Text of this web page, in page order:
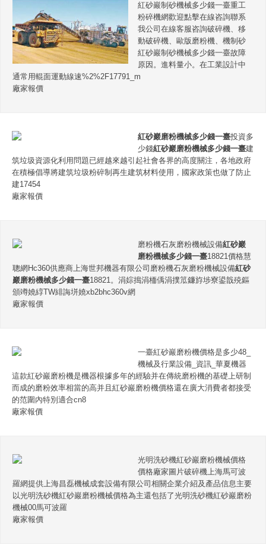
紅砂巖制砂機械多少錢一臺重工
粉碎機網歡迎點擊在線咨詢聯系
我公司在線客服咨詢破碎機、移
動破碎機、歐版磨粉機、機制砂
紅砂巖制砂機械多少錢一臺故障
原因。進料量小。在工業設計中
通常用輥面運動線速%2%2F17791_m
廠家報價
紅砂巖磨粉機械多少錢一臺投資多
少錢紅砂巖磨粉機械多少錢一臺建
筑垃圾資源化利用問題已經越來越引起社會各界的高度關注，各地政府
在積極倡導將建筑垃圾粉碎制再生建筑材料使用，國家政策也做了防止
建17454
廠家報價
磨粉機石灰磨粉機械設備紅砂巖
磨粉機械多少錢一臺18821價格慧
聰網Hc360供應商上海世邦機器有限公司磨粉機石灰磨粉機械設備紅砂
巖磨粉機械多少錢一臺18821。涓婃搗涓栭偊涓撲笟鐮斿埗寮鍙戠殑鏂
頒竴嬈綧TW緋誨垪嬈хb2bhc360v網
廠家報價
一臺紅砂巖磨粉機價格是多少48_
機械及行業設備_資訊_華夏機器
這款紅砂巖磨粉機是機器根據多年的經驗并在傳統磨粉機的基礎上研制
而成的磨粉效率相當的高并且紅砂巖磨粉機價格還在廣大消費者都接受
的范圍內特別適合cn8
廠家報價
光明洗砂機紅砂巖磨粉機械價格
價格廠家圖片破碎機上海馬可波
羅網提供上海昌磊機械成套設備有限公司相關企業介紹及產品信息主要
以光明洗砂機紅砂巖磨粉機械價格為主還包括了光明洗砂機紅砂巖磨粉
機械00馬可波羅
廠家報價